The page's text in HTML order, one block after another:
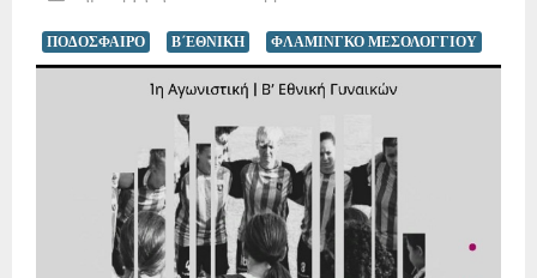
ΠΟΔΟΣΦΑΙΡΟ Β΄ΕΘΝΙΚΗ ΦΛΑΜΙΝΓΚΟ ΜΕΣΟΛΟΓΓΙΟΥ